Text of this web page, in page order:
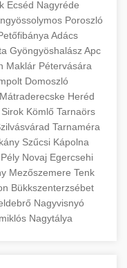
koncepciók
tájékozott
elérhető
+
és
Technikai
még sok más.
+
szolgáltatások
meg többet az
a konzultációs
fejlesztéshez.
mellsebészet
+
laposabb,
Konzultáció
és átfogó
+
eljárások
Ecséd Nagyréde
Poroszló
Adács
Gyöngyöshalász Apc
Maklár Pétervására
Domoszló
Mátraderecske Heréd
Sirok Kömlő Tarnaörs
Tarnaméra
Szűcsi Kápolna
Pély Novaj Egercsehi
Mezőszemere Tenk
Bükkszenterzsébet
Nagyvisnyó
Nagytálya